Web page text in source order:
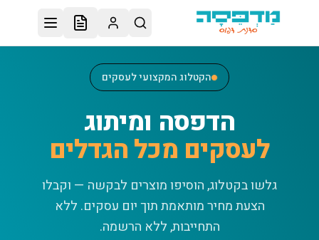
דלג לתוכן הראשי
הקטלוג המקצועי לעסקים
הדפסה ומיתוג
לעסקים מכל הגדלים
גלשו בקטלוג, הוסיפו מוצרים לבקשה — וקבלו
הצעת מחיר מותאמת תוך יום עסקים. ללא
התחייבות, ללא הרשמה.